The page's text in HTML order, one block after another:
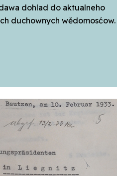
dohlad do aktualneho
duchownych wědomosćow.